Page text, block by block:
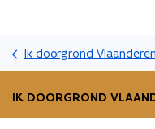
Ik doorgrond Vlaanderen
IK DOORGROND